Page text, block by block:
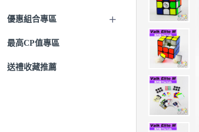
優惠組合專區
最高CP值專區
送禮收藏推薦